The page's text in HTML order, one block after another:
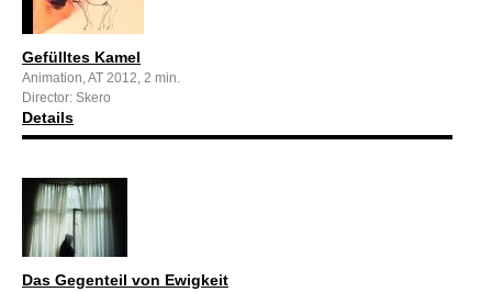
Gefülltes Kamel
Animation, AT 2012, 2 min.
Director: Skero
Details
Das Gegenteil von Ewigkeit